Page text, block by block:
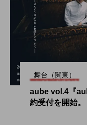
舞台（関東）
aube vol.4『
約受付を開始。